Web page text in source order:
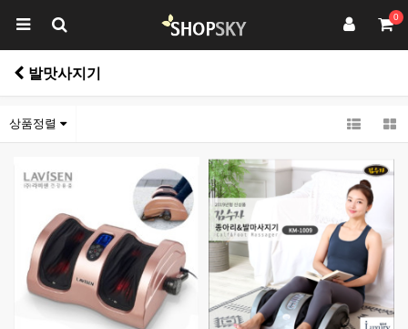
0
발맛사지기
상품정렬